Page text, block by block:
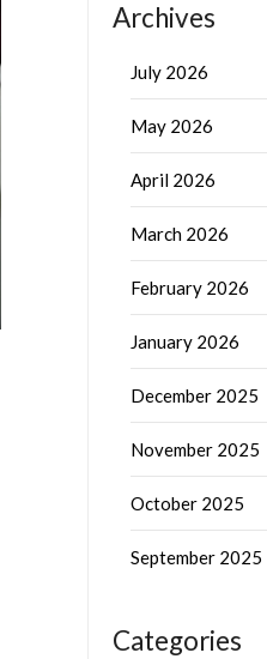
Archives
July 2026
May 2026
April 2026
March 2026
February 2026
January 2026
December 2025
November 2025
October 2025
September 2025
Categories